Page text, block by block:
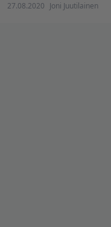
27.08.2020 Joni Juutilainen